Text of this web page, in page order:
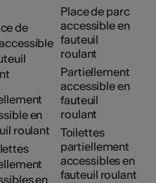
Place de parc
accessible en
fauteuil
roulant
Partiellement
accessible en
fauteuil
roulant
Toilettes
partiellement
accessibles en
fauteuil roulant